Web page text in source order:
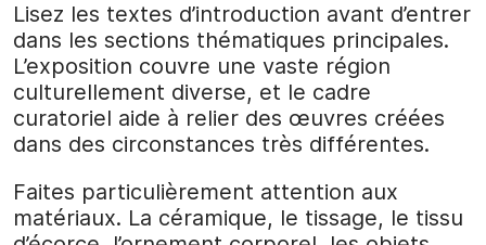
Lisez les textes d’introduction avant d’entrer
dans les sections thématiques principales.
L’exposition couvre une vaste région
culturellement diverse, et le cadre
curatoriel aide à relier des œuvres créées
dans des circonstances très différentes.
Faites particulièrement attention aux
matériaux. La céramique, le tissage, le tissu